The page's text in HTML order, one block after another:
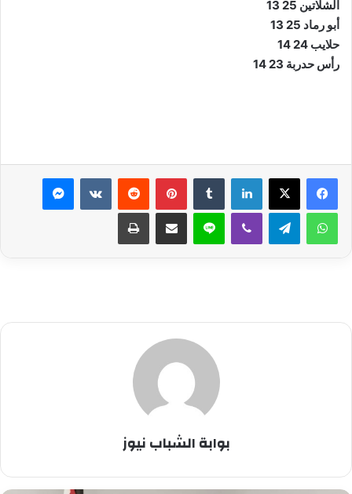
الشلاتين 25 13
أبو رماد 25 13
حلايب 24 14
رأس حدربة 23 14
لينكدإن بينتيريست ماسنجر
واتساب تيلقرام ڤايبر لاين مشاركة عبر البريد طباعة
بوابة الشباب نيوز